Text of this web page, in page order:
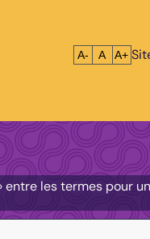
Réduire le
A- A A+
les termes pour